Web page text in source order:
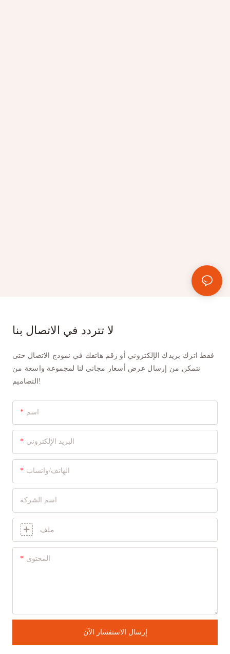
لا تتردد في الاتصال بنا
فقط اترك بريدك الإلكتروني أو رقم هاتفك في نموذج الاتصال حتى
نتمكن من إرسال عرض أسعار مجاني لنا لمجموعة واسعة من
التصاميم!
اسم
البريد الإلكتروني
الهاتف/واتساب
اسم الشركة
ملف
المحتوى
إرسال الاستفسار الآن